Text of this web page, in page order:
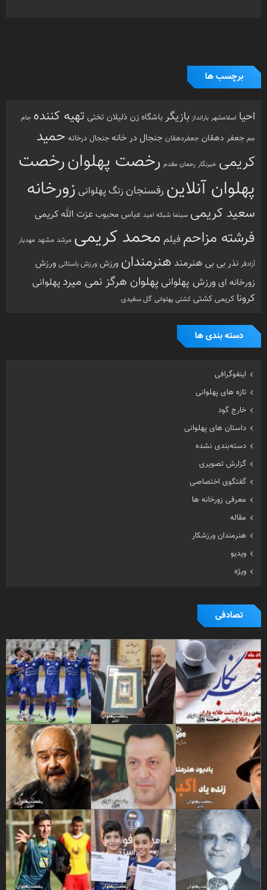
برچسب ها
احیا اسلامشهر بارانداز بازیگر باشگاه زن ذلیلان تختی تهیه کننده جام
جم جعفر دهقان جعفردهقان جنجال در خانه جنجال درخانه حمید
کریمی خبرنگار رحمان مقدم رخصت پهلوانرخصت
پهلوان آنلاین رفسنجان زنگ پهلوانی زورخانه
سعید کریمی سینما شبکه امید عباس محبوبعزت الله کریمی
فرشته مزاحمفیلم محمد کریمی مرشد مشهد مهدیار
آزادفر نذر بی بی هنرمند هنرمندان ورزش ورزش باستانی ورزش
زورخانه ای ورزش پهلوانی پهلوان هرگز نمی میرد پهلوانی
کرونا کریمی کشتی کشتی پهلوانی گل سفیدی
دسته بندی ها
اینفوگرافی
تازه های پهلوانی
خارج گود
داستان های پهلوانی
دسته‌بندی نشده
گزارش تصویری
گفتگوی اختصاصی
معرفی زورخانه ها
مقاله
هنرمندان ورزشکار
ویدیو
ویژه
تصادفی